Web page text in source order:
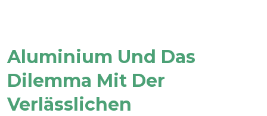
Aluminium Und Das
Dilemma Mit Der
Verlässlichen